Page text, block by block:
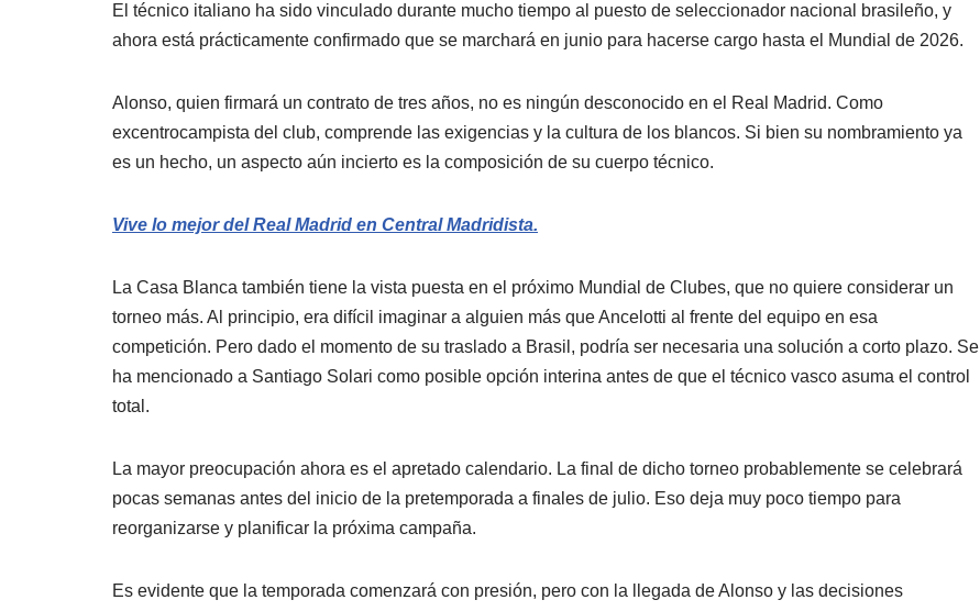
El técnico italiano ha sido vinculado durante mucho tiempo al puesto de seleccionador nacional brasileño, y
ahora está prácticamente confirmado que se marchará en junio para hacerse cargo hasta el Mundial de 2026.
Alonso, quien firmará un contrato de tres años, no es ningún desconocido en el Real Madrid. Como
excentrocampista del club, comprende las exigencias y la cultura de los blancos. Si bien su nombramiento ya
es un hecho, un aspecto aún incierto es la composición de su cuerpo técnico.
Vive lo mejor del Real Madrid en Central Madridista.
La Casa Blanca también tiene la vista puesta en el próximo Mundial de Clubes, que no quiere considerar un
torneo más. Al principio, era difícil imaginar a alguien más que Ancelotti al frente del equipo en esa
competición. Pero dado el momento de su traslado a Brasil, podría ser necesaria una solución a corto plazo. Se
ha mencionado a Santiago Solari como posible opción interina antes de que el técnico vasco asuma el control
total.
La mayor preocupación ahora es el apretado calendario. La final de dicho torneo probablemente se celebrará
pocas semanas antes del inicio de la pretemporada a finales de julio. Eso deja muy poco tiempo para
reorganizarse y planificar la próxima campaña.
Es evidente que la temporada comenzará con presión, pero con la llegada de Alonso y las decisiones